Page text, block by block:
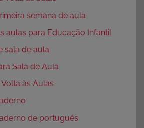
semana de aula
aulas para Educação Infantil
sala de aula
Sala de Aula
às Aulas
de português